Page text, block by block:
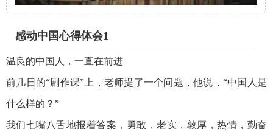
感动中国心得体会1
温良的中国人，一直在前进
前几日的“剧作课”上，老师提了一个问题，他说，“中国人是
什么样的？”
我们七嘴八舌地报着答案，勇敢，老实，敦厚，热情，勤奋